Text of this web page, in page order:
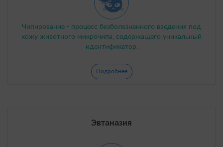
Чипирование - процесс безболезненного введения под
кожу животного микрочипа, содержащего уникальный
идентификатор.
Подробнее
Эвтаназия